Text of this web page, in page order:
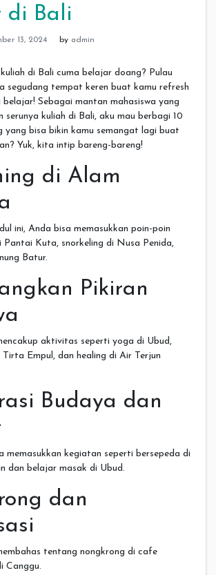
di Bali
13, 2024 by admin
di Bali cuma belajar doang? Pulau
segudang tempat keren buat kamu refresh
Sebagai mantan mahasiswa yang
serunya kuliah di Bali, aku mau berbagi 10
yang bisa bikin kamu semangat lagi buat
Yuk, kita intip bareng-bareng!
di Alam
ini, Anda bisa memasukkan poin-poin
Pantai Kuta, snorkeling di Nusa Penida,
Batur.
Pikiran
aktivitas seperti yoga di Ubud,
Empul, dan healing di Air Terjun
Budaya dan
memasukkan kegiatan seperti bersepeda di
dan belajar masak di Ubud.
dan
tentang nongkrong di cafe
Canggu.